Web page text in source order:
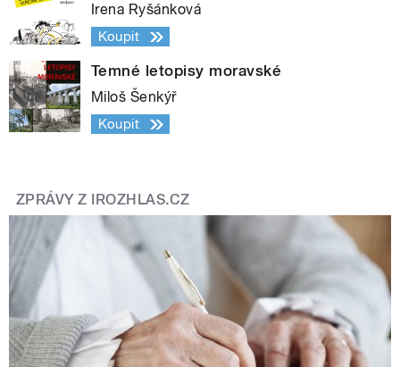
Irena Ryšánková
Koupit
Temné letopisy moravské
Miloš Šenkýř
Koupit
ZPRÁVY Z IROZHLAS.CZ